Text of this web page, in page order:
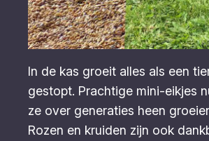
In de kas groeit alles als een
gestopt. Prachtige mini-eikjes
ze over generaties heen
Rozen en kruiden zijn ook